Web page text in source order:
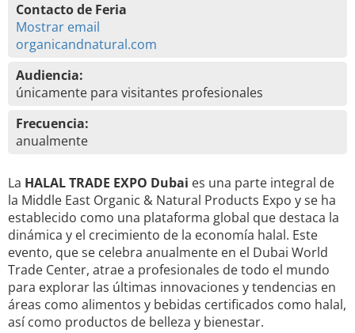
Contacto de Feria
Mostrar email
organicandnatural.com
Audiencia:
únicamente para visitantes profesionales
Frecuencia:
anualmente
La HALAL TRADE EXPO Dubai es una parte integral de
la Middle East Organic & Natural Products Expo y se ha
establecido como una plataforma global que destaca la
dinámica y el crecimiento de la economía halal. Este
evento, que se celebra anualmente en el Dubai World
Trade Center, atrae a profesionales de todo el mundo
para explorar las últimas innovaciones y tendencias en
áreas como alimentos y bebidas certificados como halal,
así como productos de belleza y bienestar.